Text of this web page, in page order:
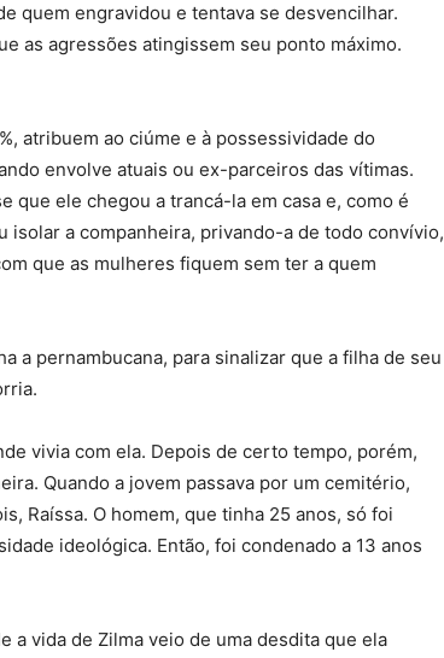
quem engravidou e tentava se desvencilhar.
as agressões atingissem seu ponto máximo.
atribuem ao ciúme e à possessividade do
envolve atuais ou ex-parceiros das vítimas.
que ele chegou a trancá-la em casa e, como é
a companheira, privando-a de todo convívio,
que as mulheres fiquem sem ter a quem
a pernambucana, para sinalizar que a filha de seu
vivia com ela. Depois de certo tempo, porém,
Quando a jovem passava por um cemitério,
Raíssa. O homem, que tinha 25 anos, só foi
ideológica. Então, foi condenado a 13 anos
a vida de Zilma veio de uma desdita que ela